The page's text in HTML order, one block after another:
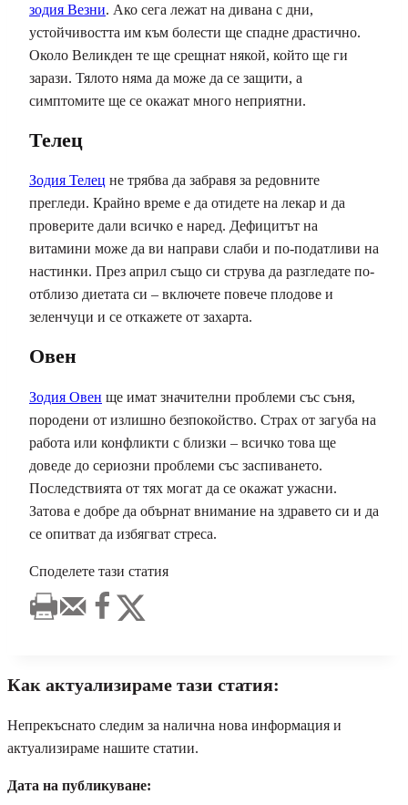
зодия Везни. Ако сега лежат на дивана с дни,
устойчивостта им към болести ще спадне драстично.
Около Великден те ще срещнат някой, който ще ги
зарази. Тялото няма да може да се защити, а
симптомите ще се окажат много неприятни.
Телец
Зодия Телец не трябва да забравя за редовните
прегледи. Крайно време е да отидете на лекар и да
проверите дали всичко е наред. Дефицитът на
витамини може да ви направи слаби и по-податливи на
настинки. През април също си струва да разгледате по-
отблизо диетата си – включете повече плодове и
зеленчуци и се откажете от захарта.
Овен
Зодия Овен ще имат значителни проблеми със съня,
породени от излишно безпокойство. Страх от загуба на
работа или конфликти с близки – всичко това ще
доведе до сериозни проблеми със заспиването.
Последствията от тях могат да се окажат ужасни.
Затова е добре да обърнат внимание на здравето си и да
се опитват да избягват стреса.
Споделете тази статия
Как актуализираме тази статия:
Непрекъснато следим за налична нова информация и
актуализираме нашите статии.
Дата на публикуване: